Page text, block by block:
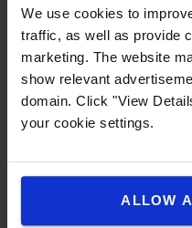
We use cookies to
traffic, as well as provide
marketing. The website
show relevant
domain. Click "View
your cookie settings.
ALLOW
tijdens buitenoperaties.
Cascade Sound Shield TM-
lager ophangpunt dat
inzetstuk te accepteren dat
vergrendelt en zich stevig
minimaliseren, waardoor